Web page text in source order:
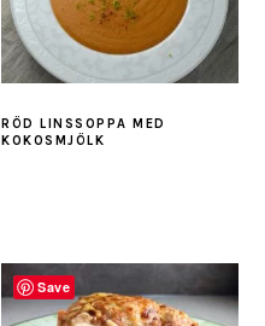
RÖD LINSSOPPA MED
KOKOSMJÖLK
Save